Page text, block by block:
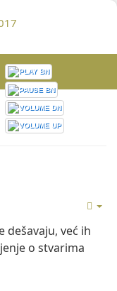
dešavaju, već ih
o stvarima